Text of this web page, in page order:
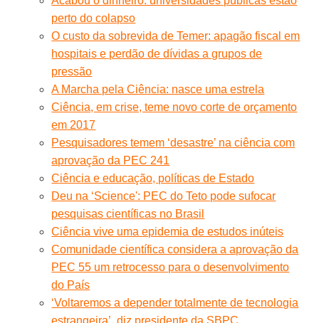
perto do colapso
O custo da sobrevida de Temer: apagão fiscal em
hospitais e perdão de dívidas a grupos de
pressão
A Marcha pela Ciência: nasce uma estrela
Ciência, em crise, teme novo corte de orçamento
em 2017
Pesquisadores temem ‘desastre’ na ciência com
aprovação da PEC 241
Ciência e educação, políticas de Estado
Deu na ‘Science': PEC do Teto pode sufocar
pesquisas científicas no Brasil
Ciência vive uma epidemia de estudos inúteis
Comunidade científica considera a aprovação da
PEC 55 um retrocesso para o desenvolvimento
do País
‘Voltaremos a depender totalmente de tecnologia
estrangeira’, diz presidente da SBPC